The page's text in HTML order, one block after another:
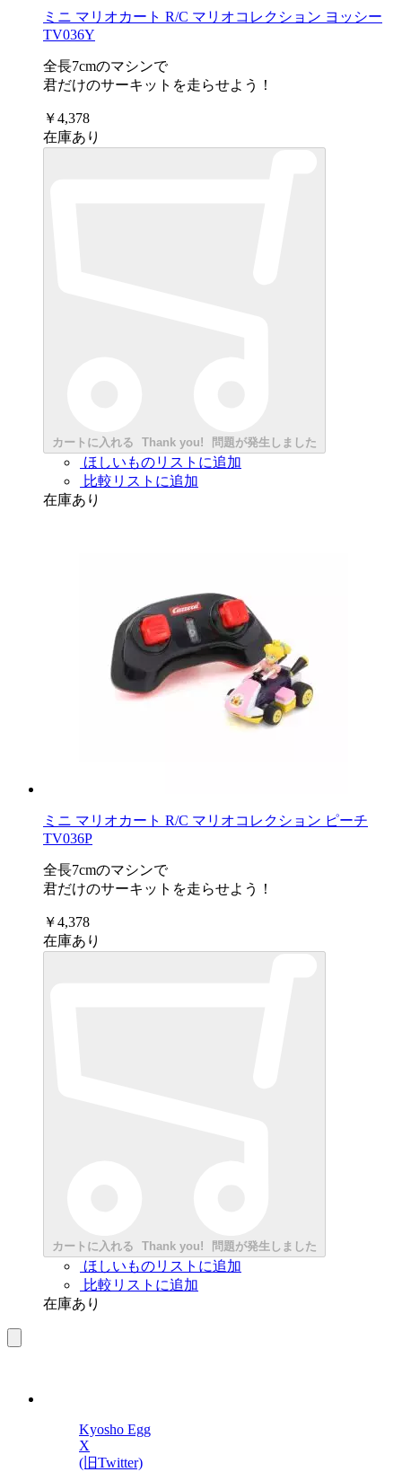
ミニ マリオカート R/C マリオコレクション ヨッシー
TV036Y
全長7cmのマシンで
君だけのサーキットを走らせよう！
￥4,378
在庫あり
カートに入れる Thank you! 問題が発生しました
ほしいものリストに追加
比較リストに追加
在庫あり
ミニ マリオカート R/C マリオコレクション ピーチ
TV036P
全長7cmのマシンで
君だけのサーキットを走らせよう！
￥4,378
在庫あり
カートに入れる Thank you! 問題が発生しました
ほしいものリストに追加
比較リストに追加
在庫あり
Kyosho Egg
X
(旧Twitter)